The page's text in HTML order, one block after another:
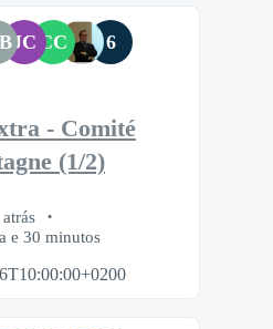
JC CC 6
- Comité
(1/2)
e 30 minutos